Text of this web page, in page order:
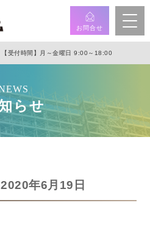
お問合せ
【受付時間】月～金曜日 9:00～18:00
らせ
年6月19日